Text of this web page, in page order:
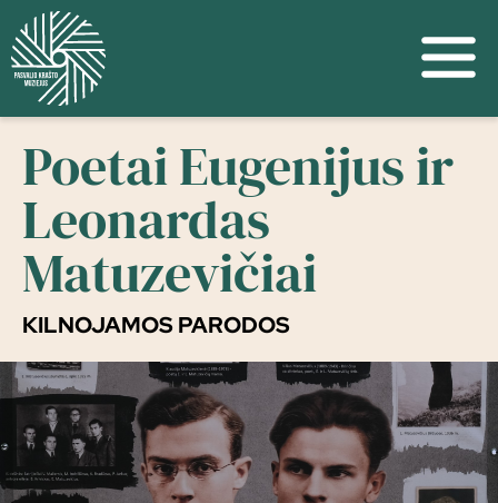
Poetai Eugenijus ir
Leonardas
Matuzevičiai
KILNOJAMOS PARODOS